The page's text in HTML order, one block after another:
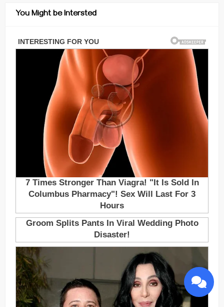
You Might be Intersted